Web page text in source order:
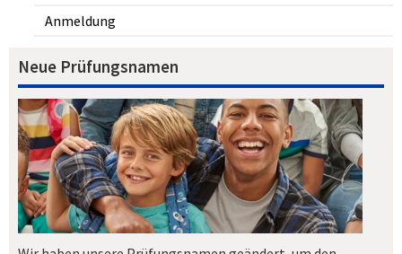
Anmeldung
Neue Prüfungsnamen